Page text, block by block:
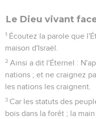
Le Dieu vivant
1 Écoutez la parole que
maison d'Israël.
2 Ainsi a dit l'Éternel :
nations ; et ne craignez
les nations les craignent.
3 Car les statuts des
bois dans la forêt ; la